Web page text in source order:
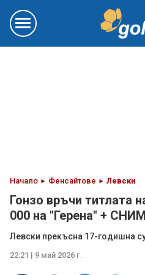
Начало Фенсайтове Левски
Гонзо връчи титлата
000 на "Герена" +
Левски прекъсна 17-годишна
22:21 | 9 май 2026 г.